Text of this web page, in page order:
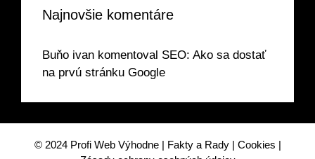
Najnovšie komentáre
Buňo ivan komentoval SEO: Ako sa dostať
na prvú stránku Google
© 2024 Profi Web Výhodne| Fakty a Rady| Cookies |